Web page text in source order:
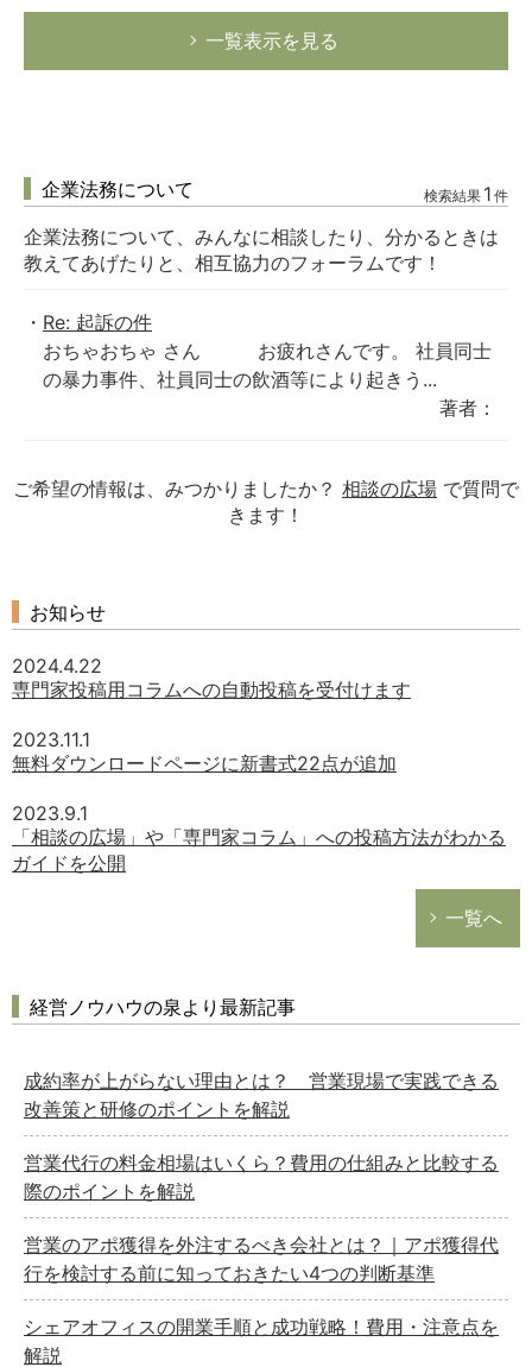
一覧表示を見る
企業法務について 検索結果 1 件
企業法務について、みんなに相談したり、分かるときは
教えてあげたりと、相互協力のフォーラムです！
Re: 起訴の件
おちゃおちゃ さん お疲れさんです。 社員同士
の暴力事件、社員同士の飲酒等により起きう...
著者：
ご希望の情報は、みつかりましたか？ 相談の広場 で質問で
きます！
お知らせ
2024.4.22
専門家投稿用コラムへの自動投稿を受付けます
2023.11.1
無料ダウンロードページに新書式22点が追加
2023.9.1
「相談の広場」や「専門家コラム」への投稿方法がわかる
ガイドを公開
一覧へ
経営ノウハウの泉より最新記事
成約率が上がらない理由とは？ 営業現場で実践できる
改善策と研修のポイントを解説
営業代行の料金相場はいくら？費用の仕組みと比較する
際のポイントを解説
営業のアポ獲得を外注するべき会社とは？｜アポ獲得代
行を検討する前に知っておきたい4つの判断基準
シェアオフィスの開業手順と成功戦略！費用・注意点を
解説